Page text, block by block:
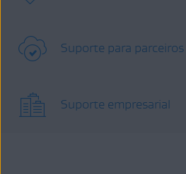
Suporte para parceiros
Suporte empresarial